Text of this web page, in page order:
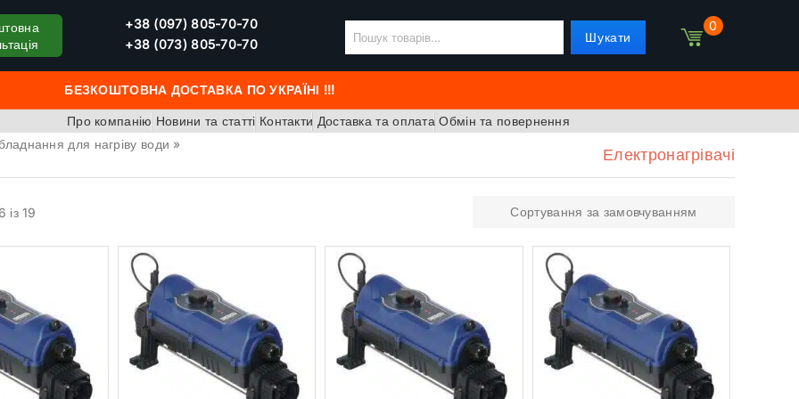
БЕЗКОШТОВНА ДОСТАВКА ПО УКРАЇНІ !!!
+38 (097) 805-70-70
+38 (073) 805-70-70
0
Шукати
Про компанію Новини та статті Контакти Доставка та оплата Обмін та повернення
Електронагрівачі
для нагріву води »
із 19 Сортування за замовчуванням